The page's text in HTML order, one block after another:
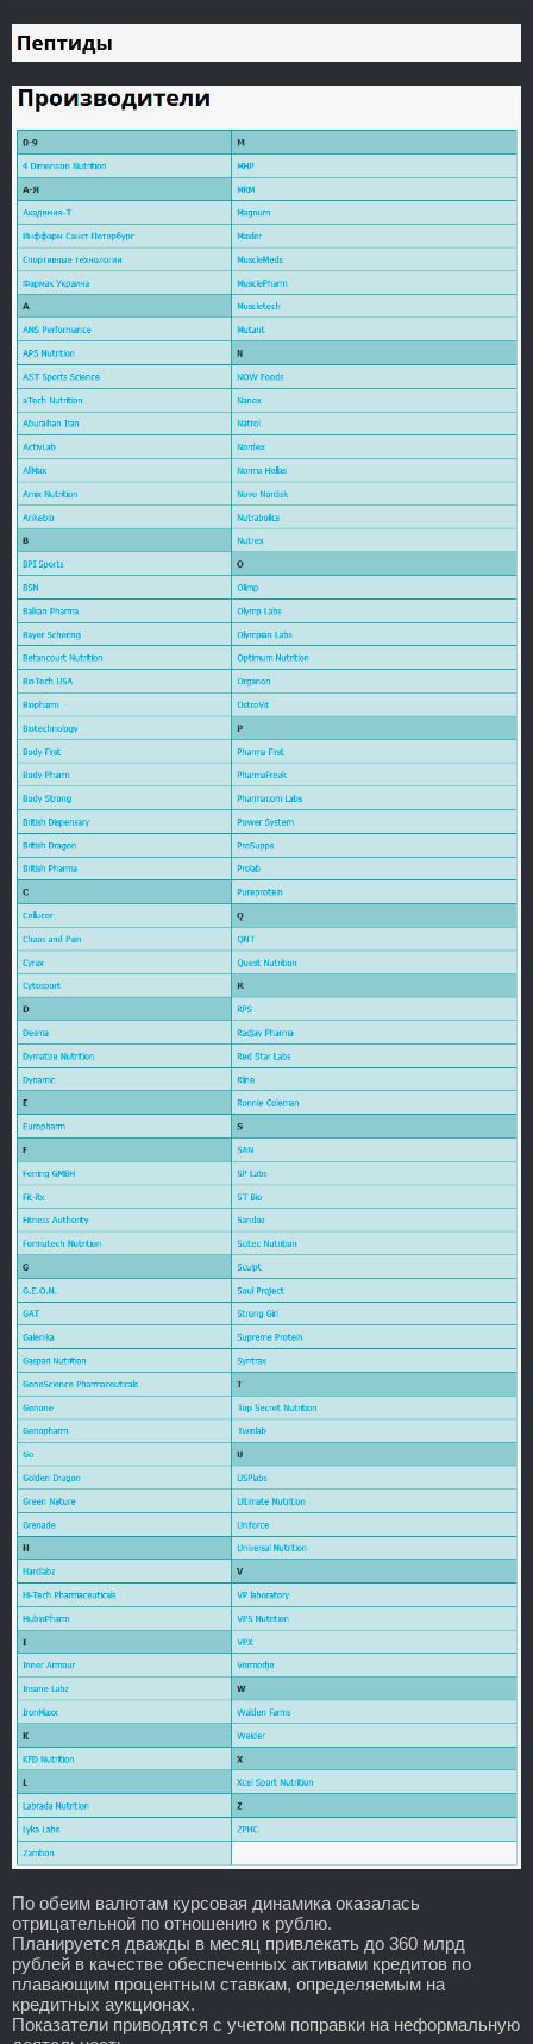
По обеим валютам курсовая динамика оказалась
отрицательной по отношению к рублю.
Планируется дважды в месяц привлекать до 360 млрд
рублей в качестве обеспеченных активами кредитов по
плавающим процентным ставкам, определяемым на
кредитных аукционах.
Показатели приводятся с учетом поправки на неформальную